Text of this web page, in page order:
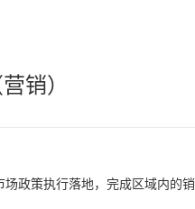
销）
政策执行落地，完成区域内的